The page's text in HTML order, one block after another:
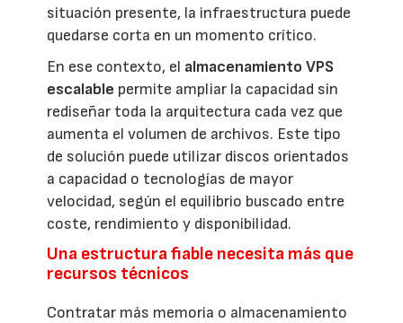
situación presente, la infraestructura puede
quedarse corta en un momento crítico.
En ese contexto, el almacenamiento VPS
escalable permite ampliar la capacidad sin
rediseñar toda la arquitectura cada vez que
aumenta el volumen de archivos. Este tipo
de solución puede utilizar discos orientados
a capacidad o tecnologías de mayor
velocidad, según el equilibrio buscado entre
coste, rendimiento y disponibilidad.
Una estructura fiable necesita más que
recursos técnicos
Contratar más memoria o almacenamiento